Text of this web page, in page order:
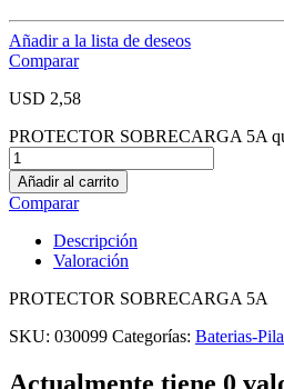
Añadir a la lista de deseos
Comparar
USD 2,58
PROTECTOR SOBRECARGA 5A
Añadir al carrito
Comparar
Descripción
Valoración
PROTECTOR SOBRECARGA 5A
SKU: 030099 Categorías: Baterias-
Actualmente tiene 0